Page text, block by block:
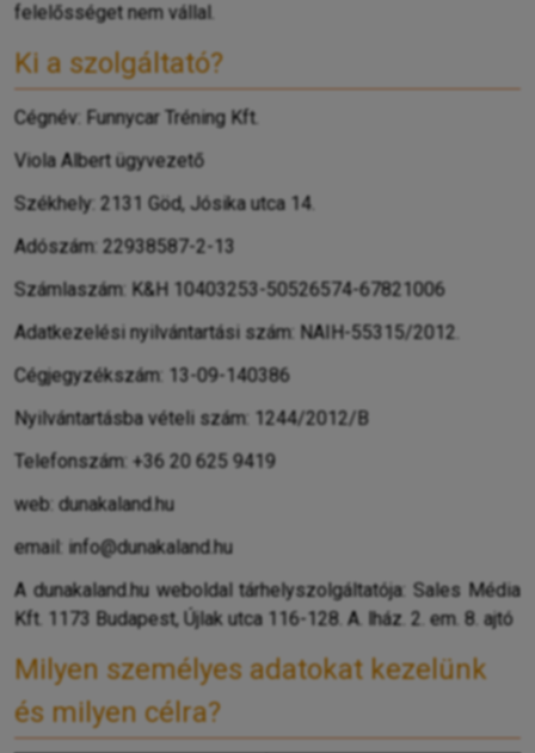
felelősséget nem vállal.
Ki a szolgáltató?
Cégnév: Funnycar Tréning Kft.
Viola Albert ügyvezető
Székhely: 2131 Göd, Jósika utca 14.
Adószám: 22938587-2-13
Számlaszám: K&H 10403253-50526574-67821006
Adatkezelési nyilvántartási szám: NAIH-55315/2012.
Cégjegyzékszám: 13-09-140386
Nyilvántartásba vételi szám: 1244/2012/B
Telefonszám: +36 20 625 9419
web: dunakaland.hu
email: info@dunakaland.hu
A dunakaland.hu weboldal tárhelyszolgáltatója: Sales Média
Kft. 1173 Budapest, Újlak utca 116-128. A. lház. 2. em. 8. ajtó
Milyen személyes adatokat kezelünk
és milyen célra?